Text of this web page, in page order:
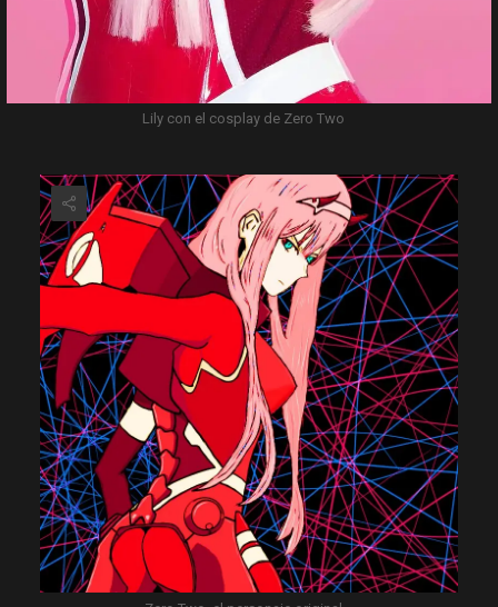
Lily con el cosplay de Zero Two